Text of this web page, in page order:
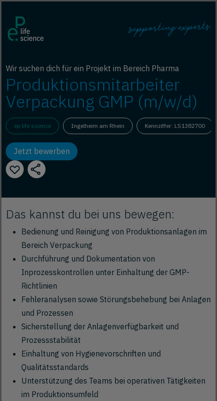
Wir suchen dich für ein Projekt im Bereich Pharma
Produktionsmitarbeiter
Verpackung GMP (m/w/d)
ep life science Ingelheim am Rhein Kennziffer: LS1382700
Jetzt bewerben
Das kannst du bei uns bewegen:
Bedienung und Reinigung von Produktionsanlagen im
Bereich Verpackung
Durchführung und Dokumentation von
Inprozesskontrollen unter Einhaltung der GMP-
Richtlinien
Fehleranalysen sowie Störungsbehebung bei Anlagen
und Prozessen
Sicherstellung der Anlagenverfügbarkeit und
Prozessstabilität
Einhaltung von Hygienevorschriften und
Qualitätsstandards
Unterstützung des Teams bei operativen Tätigkeiten
im Produktionsumfeld